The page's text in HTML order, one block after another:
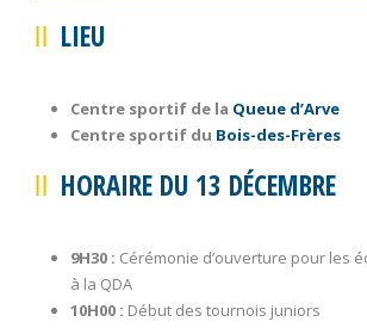
LIEU
Centre sportif de la Queue d’Arve
Centre sportif du Bois-des-Frères
HORAIRE DU 13 DÉCEMBRE
9H30 : Cérémonie d’ouverture pour les
à la QDA
10H00 : Début des tournois juniors